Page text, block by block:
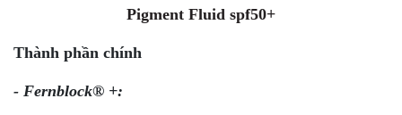
Pigment Fluid spf50+
Thành phần chính
- Fernblock® +: